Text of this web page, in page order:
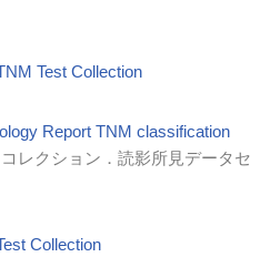
Test Collection
Report TNM classification
レクション．読影所見データセ
Collection